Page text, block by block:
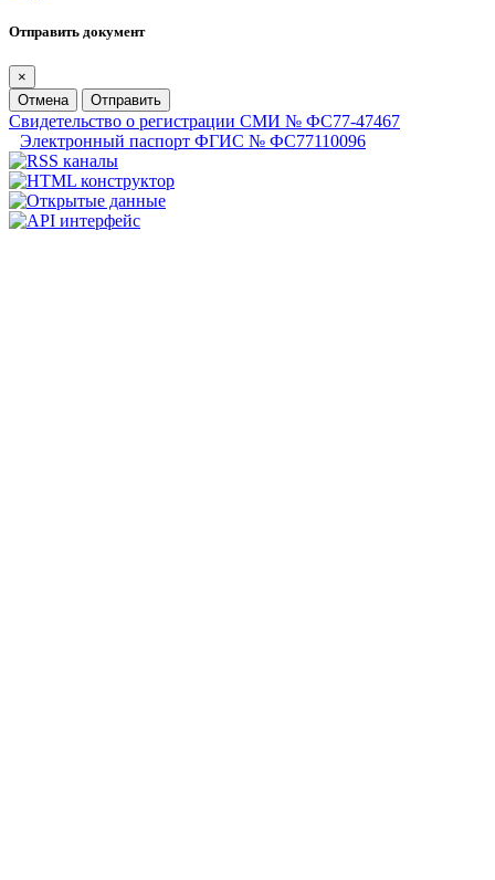
Отправить документ
×
Отмена
Отправить
Свидетельство о регистрации СМИ № ФС77-47467
Электронный паспорт ФГИС № ФС77110096